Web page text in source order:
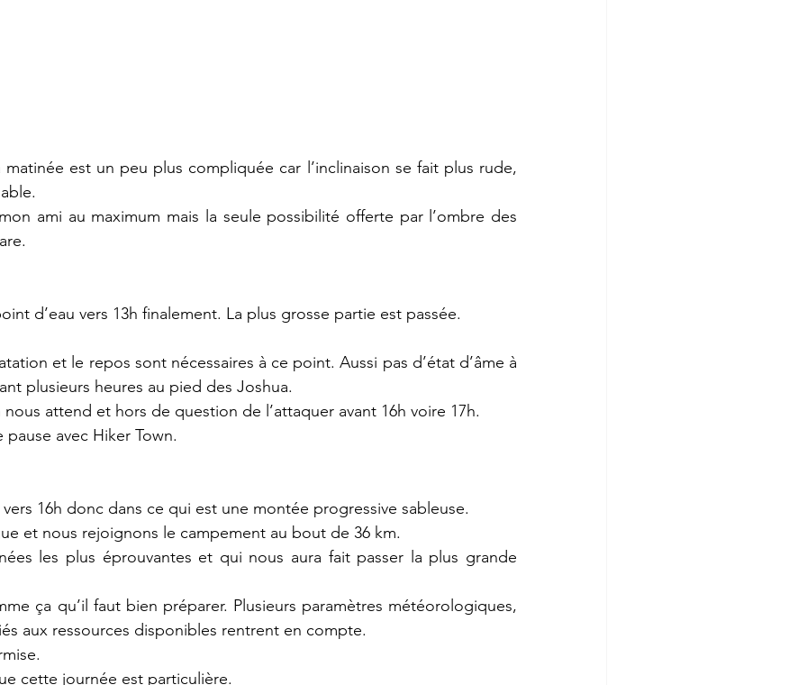
est un peu plus compliquée car l’inclinaison se fait plus rude,
ami au maximum mais la seule possibilité offerte par l’ombre des
d’eau vers 13h finalement. La plus grosse partie est passée.
et le repos sont nécessaires à ce point. Aussi pas d’état d’âme à
plusieurs heures au pied des Joshua.
nous attend et hors de question de l’attaquer avant 16h voire 17h.
pause avec Hiker Town.
16h donc dans ce qui est une montée progressive sableuse.
et nous rejoignons le campement au bout de 36 km.
les plus éprouvantes et qui nous aura fait passer la plus grande
ça qu’il faut bien préparer. Plusieurs paramètres météorologiques,
aux ressources disponibles rentrent en compte.
cette journée est particulière.